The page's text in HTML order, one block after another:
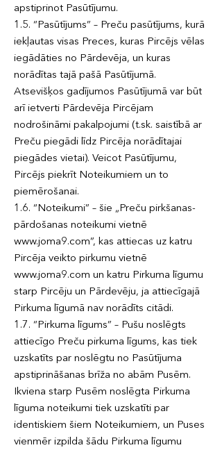
apstiprinot Pasūtījumu.
1.5. “Pasūtījums” – Preču pasūtījums, kurā
iekļautas visas Preces, kuras Pircējs vēlas
iegādāties no Pārdevēja, un kuras
norādītas tajā pašā Pasūtījumā.
Atsevišķos gadījumos Pasūtījumā var būt
arī ietverti Pārdevēja Pircējam
nodrošināmi pakalpojumi (t.sk. saistībā ar
Preču piegādi līdz Pircēja norādītajai
piegādes vietai). Veicot Pasūtījumu,
Pircējs piekrīt Noteikumiem un to
piemērošanai.
1.6. “Noteikumi” – šie „Preču pirkšanas-
pārdošanas noteikumi vietnē
www.joma9.com”, kas attiecas uz katru
Pircēja veikto pirkumu vietnē
www.joma9.com un katru Pirkuma līgumu
starp Pircēju un Pārdevēju, ja attiecīgajā
Pirkuma līgumā nav norādīts citādi.
1.7. “Pirkuma līgums” – Pušu noslēgts
attiecīgo Preču pirkuma līgums, kas tiek
uzskatīts par noslēgtu no Pasūtījuma
apstiprināšanas brīža no abām Pusēm.
Ikviena starp Pusēm noslēgta Pirkuma
līguma noteikumi tiek uzskatīti par
identiskiem šiem Noteikumiem, un Puses
vienmēr izpilda šādu Pirkuma līgumu